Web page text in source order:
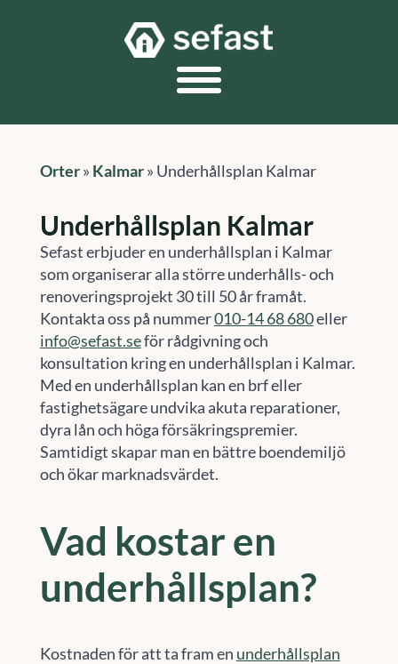
Orter» Kalmar» Underhållsplan Kalmar
Underhållsplan Kalmar
Sefast erbjuder en underhållsplan i Kalmar
som organiserar alla större underhålls- och
renoveringsprojekt 30 till 50 år framåt.
Kontakta oss på nummer010-14 68 680eller
info@sefast.seför rådgivning och
konsultation kring en underhållsplan i Kalmar.
Med en underhållsplan kan en brf eller
fastighetsägare undvika akuta reparationer,
dyra lån och höga försäkringspremier.
Samtidigt skapar man en bättre boendemiljö
och ökar marknadsvärdet.
Vad kostar en
underhållsplan?
Kostnaden för att ta fram en underhållsplan